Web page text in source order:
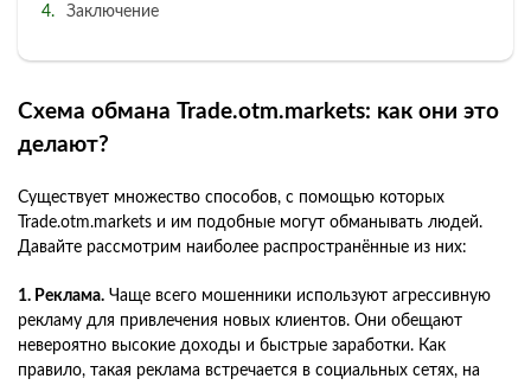
Заключение
Схема обмана Trade.otm.markets: как они это
делают?
Существует множество способов, с помощью которых
Trade.otm.markets и им подобные могут обманывать людей.
Давайте рассмотрим наиболее распространённые из них:
1. Реклама. Чаще всего мошенники используют агрессивную
рекламу для привлечения новых клиентов. Они обещают
невероятно высокие доходы и быстрые заработки. Как
правило, такая реклама встречается в социальных сетях, на